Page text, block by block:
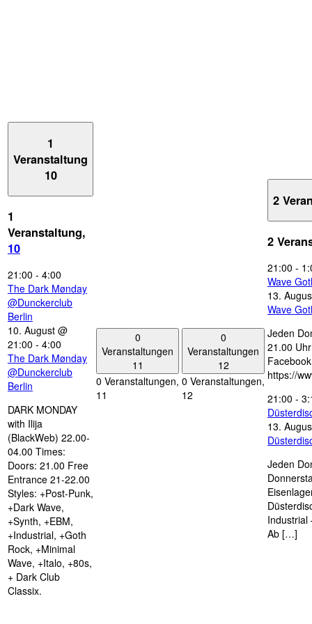
1
Veranstaltung
10
1
Veranstaltung,
10
21:00 - 4:00
The Dark Mønday
@Dunckerclub
Berlin
10. August @
21:00 - 4:00
The Dark Mønday
@Dunckerclub
Berlin
DARK MONDAY
with Ilija
(BlackWeb) 22.00-
04.00 Times:
Doors: 21.00 Free
Entrance 21-22.00
Styles: +Post-Punk,
+Dark Wave,
+Synth, +EBM,
+Industrial, +Goth
Rock, +Minimal
Wave, +Italo, +80s,
+ Dark Club
Classix.
0
Veranstaltungen
11
0 Veranstaltungen,
11
0
Veranstaltungen
12
0 Veranstaltungen,
12
2
2
21:00 -
Wave
13.
Wave
Jeden
21.00
https://
21:00 -
13.
Jeden
Industrial
Ab […]